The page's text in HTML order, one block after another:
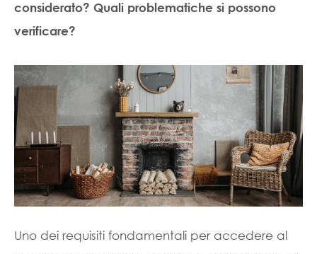
considerato? Quali problematiche si possono
verificare?
Uno dei requisiti fondamentali per accedere al